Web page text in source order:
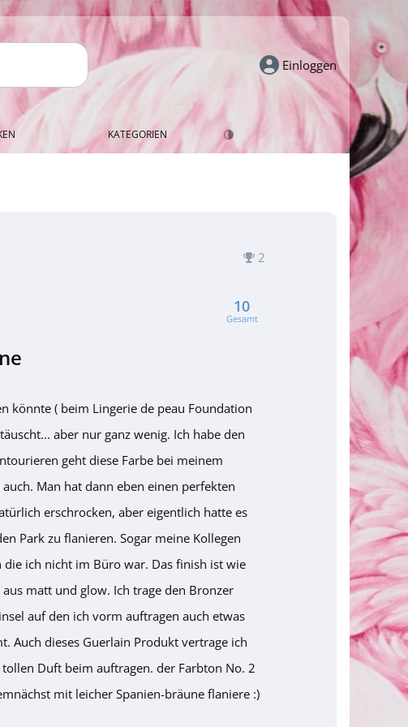
Einloggen
KATEGORIEN
2
10
Gesamt
könnte ( beim Lingerie de peau Foundation
aber nur ganz wenig. Ich habe den
geht diese Farbe bei meinem
Man hat dann eben einen perfekten
erschrocken, aber eigentlich hatte es
Park zu flanieren. Sogar meine Kollegen
ich nicht im Büro war. Das finish ist wie
matt und glow. Ich trage den Bronzer
auf den ich vorm auftragen auch etwas
Auch dieses Guerlain Produkt vertrage ich
Duft beim auftragen. der Farbton No. 2
mit leicher Spanien-bräune flaniere :)